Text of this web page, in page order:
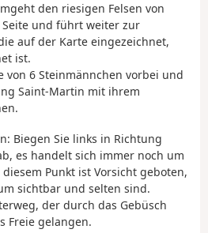
den riesigen Felsen von
und führt weiter zur
auf der Karte eingezeichnet,
ist.
von 6 Steinmännchen vorbei und
Saint-Martin mit ihrem
Biegen Sie links in Richtung
es handelt sich immer noch um
Punkt ist Vorsicht geboten,
sichtbar und selten sind.
der durch das Gebüsch
Freie gelangen.